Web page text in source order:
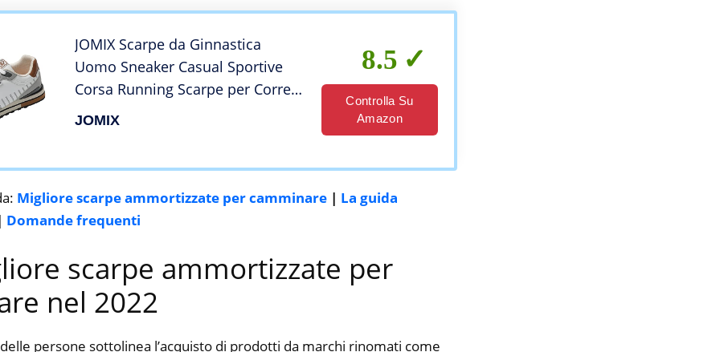
JOMIX Scarpe da Ginnastica
Uomo Sneaker Casual Sportive
Corsa Running Scarpe per Correre
Camminare Trail Trekking
JOMIX
8.5
Controlla Su
Amazon
Migliore scarpe ammortizzate per camminare | La guida
Domande frequenti
scarpe ammortizzate per
nel 2022
persone sottolinea l’acquisto di prodotti da marchi rinomati come